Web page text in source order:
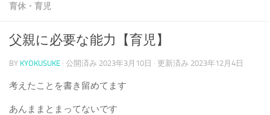
育休・育児
父親に必要な能力【育児】
BY KYOKUSUKE · 公開済み 2023年3月10日 · 更新済み 2023年12月4日
考えたことを書き留めてます
あんままとまってないです